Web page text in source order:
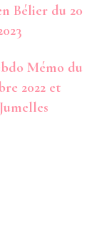
Bélier du 20
Mémo du
2022 et